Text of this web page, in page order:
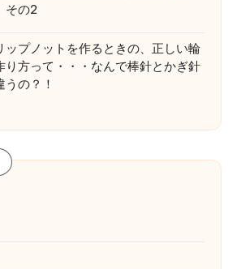
の2
ップノットを作るときの、正しい輪
り方って・・・なんで棒針とかぎ針
うの？！